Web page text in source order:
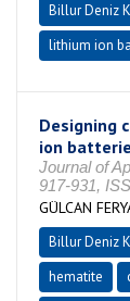
Billur Deniz
lithium ion
Designing
ion
Journal of
917-931,
GÜLCAN
Billur Deniz
hematite